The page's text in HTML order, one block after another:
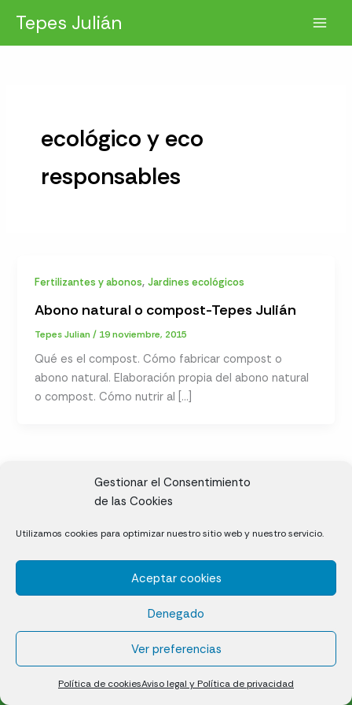
Gestionar el Consentimiento
de las Cookies
Utilizamos cookies para optimizar nuestro sitio web y nuestro servicio.
Aceptar cookies
Denegado
Ver preferencias
Política de cookiesAviso legal y Política de privacidad
contenido
Tepes Julián
ecológico y eco
responsables
Fertilizantes y abonos,Jardines ecológicos
Abono natural o compost-Tepes Julián
Tepes Julian/ 19 noviembre, 2015
Qué es el compost. Cómo fabricar compost o
abono natural. Elaboración propia del abono natural
o compost. Cómo nutrir al […]
Cáceres
Césped natural en tepes
Política de cookies (UE)
Aviso legal y Política de privacidad
¿Quiénes somos?
Contacto